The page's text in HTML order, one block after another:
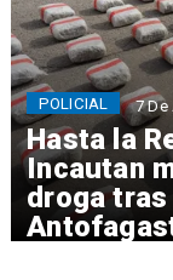
Hasta la
Incautan
droga
POLICIAL 7 De